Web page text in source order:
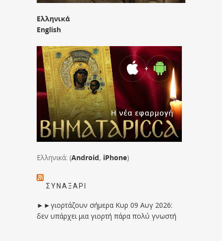
Ελληνικά
English
Ελληνικά: (Android, iPhone)
ΣΥΝΑΞΆΡΙ
►►γιορτάζουν σήμερα Κυρ 09 Αυγ 2026:
δεν υπάρχει μια γιορτή πάρα πολύ γνωστή